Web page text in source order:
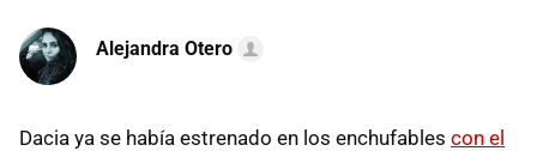
Alejandra Otero
Dacia ya se había estrenado en los enchufables con el